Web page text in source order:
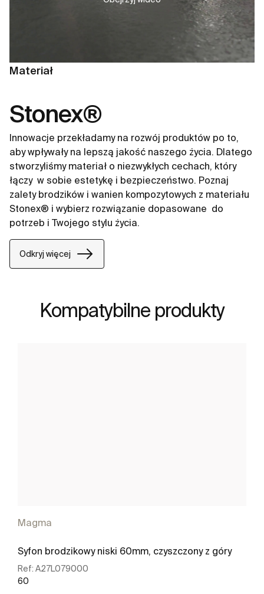
Materiał
Stonex®
Innowacje przekładamy na rozwój produktów po to,
aby wpływały na lepszą jakość naszego życia. Dlatego
stworzyliśmy materiał o niezwykłych cechach, który
łączy ​ w sobie estetykę i bezpieczeństwo. Poznaj
zalety brodzików i wanien kompozytowych z materiału
Stonex® i wybierz rozwiązanie dopasowane ​ do
potrzeb i Twojego stylu życia.​
Odkryj więcej
Kompatybilne produkty
Magma
Syfon brodzikowy niski 60mm, czyszczony z góry
Ref: A27L079000
60